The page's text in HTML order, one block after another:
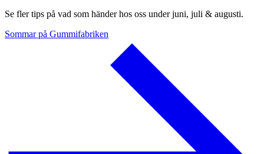
Se fler tips på vad som händer hos oss under juni, juli & augusti.
Sommar på Gummifabriken